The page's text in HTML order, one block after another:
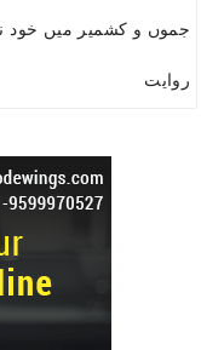
جموں و کشمیر میں خود
روایت